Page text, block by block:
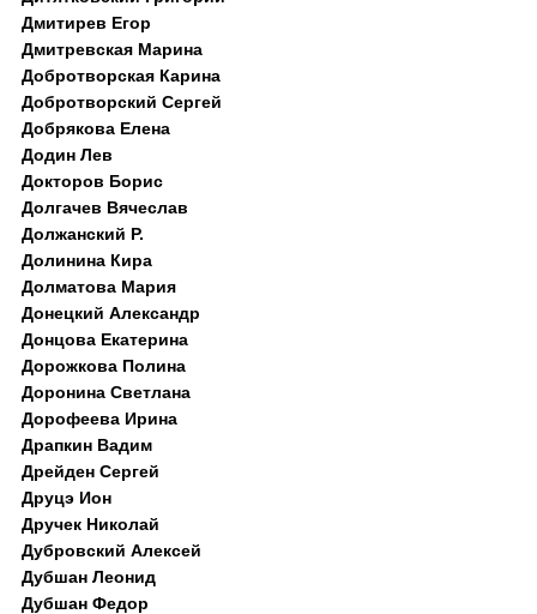
Дмитирев Егор
Дмитревская Марина
Добротворская Карина
Добротворский Сергей
Добрякова Елена
Додин Лев
Докторов Борис
Долгачев Вячеслав
Должанский Р.
Долинина Кира
Долматова Мария
Донецкий Александр
Донцова Екатерина
Дорожкова Полина
Доронина Светлана
Дорофеева Ирина
Драпкин Вадим
Дрейден Сергей
Друцэ Ион
Дручек Николай
Дубровский Алексей
Дубшан Леонид
Дубшан Федор